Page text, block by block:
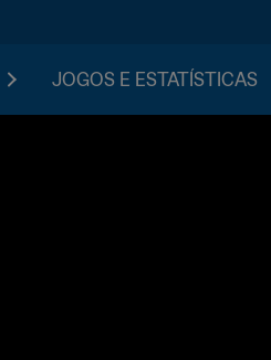
JOGOS E ESTATÍSTICAS